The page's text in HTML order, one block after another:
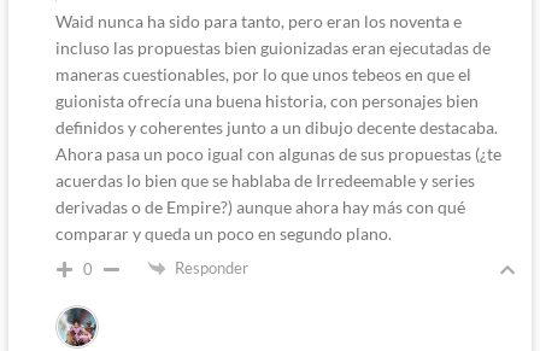
Waid nunca ha sido para tanto, pero eran los noventa e
incluso las propuestas bien guionizadas eran ejecutadas de
maneras cuestionables, por lo que unos tebeos en que el
guionista ofrecía una buena historia, con personajes bien
definidos y coherentes junto a un dibujo decente destacaba.
Ahora pasa un poco igual con algunas de sus propuestas (¿te
acuerdas lo bien que se hablaba de Irredeemable y series
derivadas o de Empire?) aunque ahora hay más con qué
comparar y queda un poco en segundo plano.
0 Responder